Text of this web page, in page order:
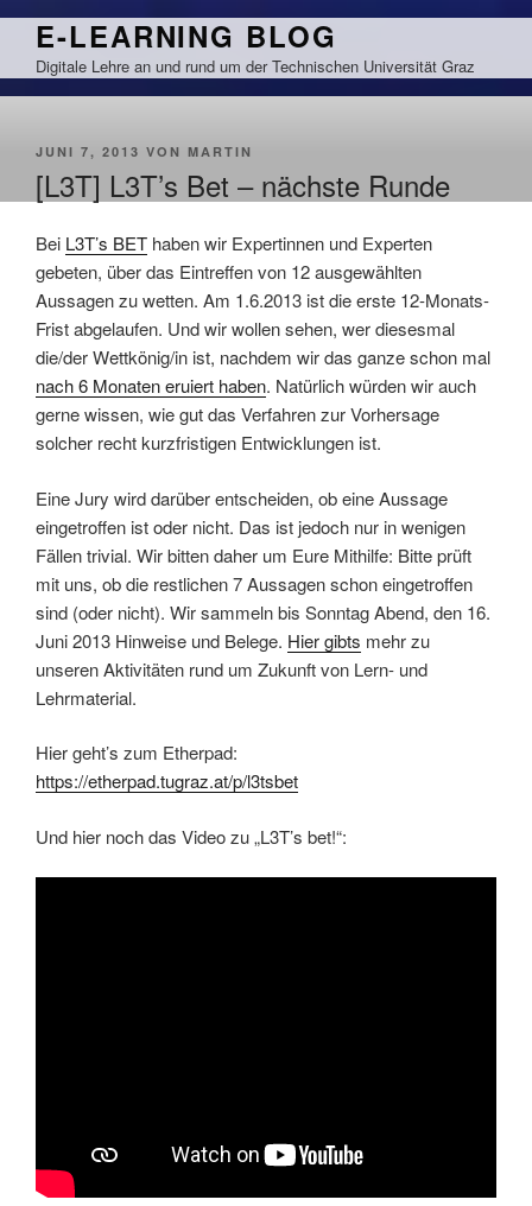
Zum
springen
E-LEARNING BLOG
Digitale Lehre an und rund um der Technischen Universität Graz
VERÖFFENTLICHT
JUNI 7, 2013 VON MARTIN
[L3T] L3T’s Bet – nächste Runde
Bei L3T’s BET haben wir Expertinnen und Experten
gebeten, über das Eintreffen von 12 ausgewählten
Aussagen zu wetten. Am 1.6.2013 ist die erste 12-Monats-
Frist abgelaufen. Und wir wollen sehen, wer diesesmal
die/der Wettkönig/in ist, nachdem wir das ganze schon mal
nach 6 Monaten eruiert haben. Natürlich würden wir auch
gerne wissen, wie gut das Verfahren zur Vorhersage
solcher recht kurzfristigen Entwicklungen ist.
Eine Jury wird darüber entscheiden, ob eine Aussage
eingetroffen ist oder nicht. Das ist jedoch nur in wenigen
Fällen trivial. Wir bitten daher um Eure Mithilfe: Bitte prüft
mit uns, ob die restlichen 7 Aussagen schon eingetroffen
sind (oder nicht). Wir sammeln bis Sonntag Abend, den 16.
Juni 2013 Hinweise und Belege. Hier gibts mehr zu
unseren Aktivitäten rund um Zukunft von Lern- und
Lehrmaterial.
Hier geht’s zum Etherpad:
https://etherpad.tugraz.at/p/l3tsbet
Und hier noch das Video zu „L3T’s bet!“: